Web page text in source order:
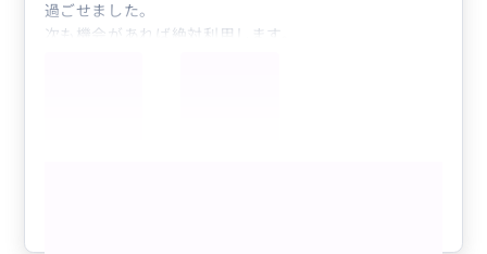
過ごせました。
次も機会があれば絶対利用します。